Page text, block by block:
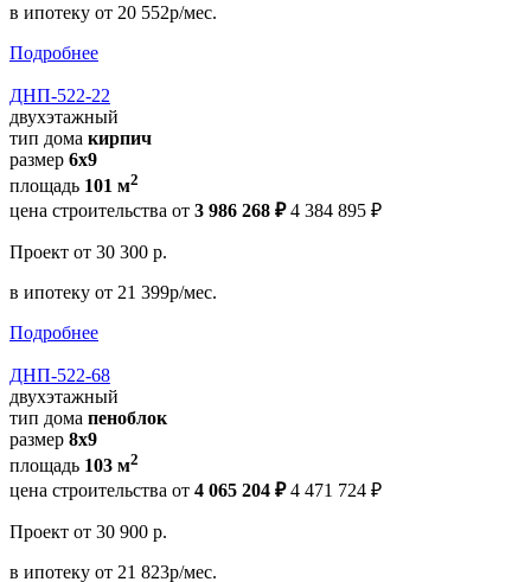
в ипотеку от 20 552р/мес.
Подробнее
ДНП-522-22
двухэтажный
тип дома кирпич
размер 6х9
площадь 101 м2
цена строительства от 3 986 268 ₽ 4 384 895 ₽
Проект от 30 300 р.
в ипотеку от 21 399р/мес.
Подробнее
ДНП-522-68
двухэтажный
тип дома пеноблок
размер 8х9
площадь 103 м2
цена строительства от 4 065 204 ₽ 4 471 724 ₽
Проект от 30 900 р.
в ипотеку от 21 823р/мес.